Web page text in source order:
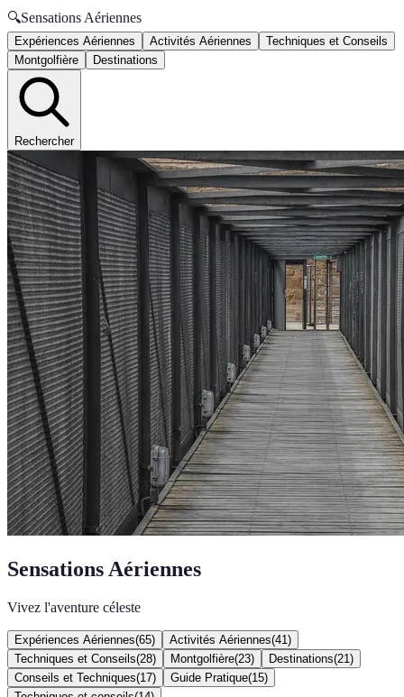
🔍Sensations Aériennes
Expériences Aériennes Activités Aériennes
Techniques et Conseils
Montgolfière
Destinations
Rechercher
Sensations Aériennes
Vivez l'aventure céleste
Expériences Aériennes(65) Activités Aériennes(41 )
Techniques et Conseils(28) Montgolfière(23) Destinations(21 )
Conseils et Techniques(17) Guide Pratique(15)